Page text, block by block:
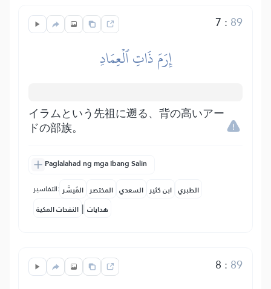
7 : 89
إِرَمَ ذَاتِ ٱلۡعِمَادِ
イラムという先祖に遡る、背の高いアー
ドの部族。
Paglalahad ng mga Ibang Salin
التفاسير: المُيسَّر المختصر السعدي ابن كثير الطبري
النفحات المكية | هدايات
8 : 89